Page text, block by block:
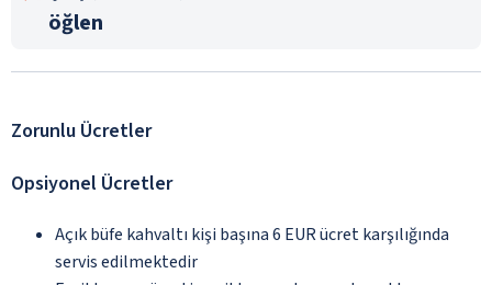
öğlen
Zorunlu Ücretler
Opsiyonel Ücretler
Açık büfe kahvaltı kişi başına 6 EUR ücret karşılığında
servis edilmektedir